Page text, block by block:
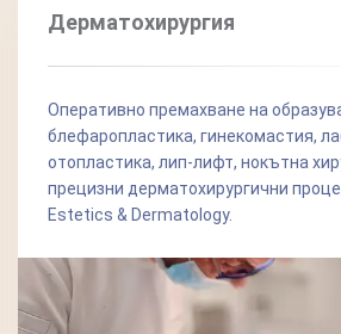
Дерматохирургия
Оперативно премахване на
блефаропластика, гинекомастия,
отопластика, лип-лифт, нокътна
прецизни дерматохирургични
Estetics & Dermatology.